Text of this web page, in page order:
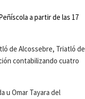
a partir de las 17
de Alcossebre, Triatló de
contabilizando cuatro
u Omar Tayara del